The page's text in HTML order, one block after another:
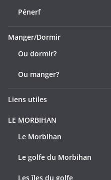
Pénerf
Manger/Dormir
Ou dormir?
Ou manger?
Liens utiles
LE MORBIHAN
Le Morbihan
Le golfe du Morbihan
Les îles du golfe